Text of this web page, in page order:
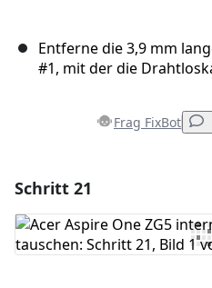
Entferne die 3,9 mm
#1, mit der die
Frag FixBot
Kommentar
Schritt 21